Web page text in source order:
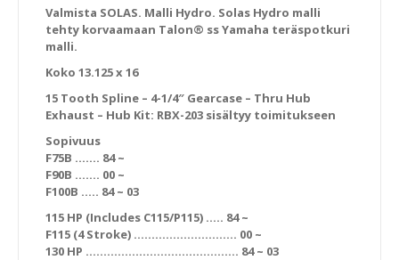
Valmista SOLAS. Malli Hydro. Solas Hydro malli
tehty korvaamaan Talon® ss Yamaha teräspotkuri
malli.
Koko 13.125 x 16
15 Tooth Spline – 4-1/4″ Gearcase – Thru Hub
Exhaust – Hub Kit: RBX-203 sisältyy toimitukseen
Sopivuus
F75B ……. 84 ~
F90B ……. 00 ~
F100B ….. 84 ~ 03
115 HP (Includes C115/P115) ….. 84 ~
F115 (4 Stroke) ……………………….. 00 ~
130 HP ……………………………………. 84 ~ 03